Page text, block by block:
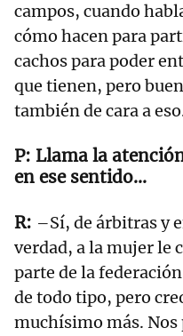
campos, cuando
cómo hacen para
cachos para poder
que tienen, pero
también de cara a
Llama la
en ese sentido…
–Sí, de árbitras y
verdad, a la mujer le
parte de la
de todo tipo, pero
muchísimo más. Nos